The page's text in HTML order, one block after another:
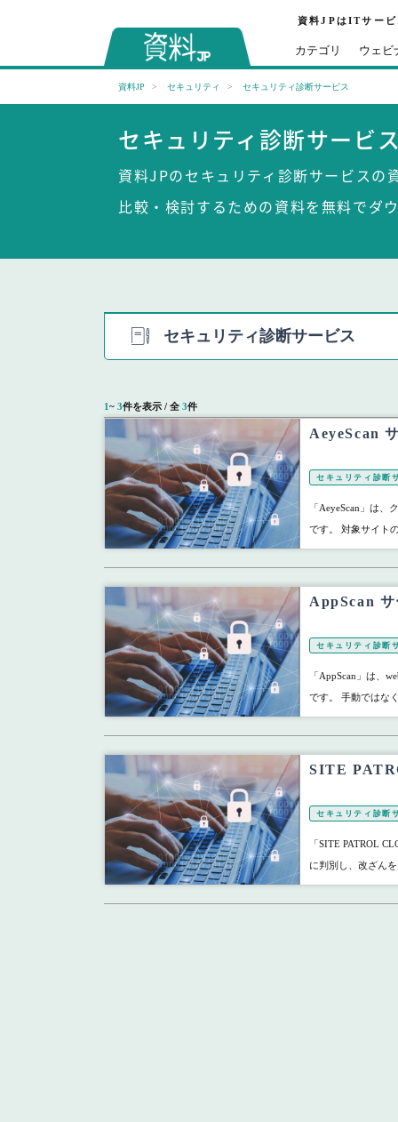
資料JPはITサービ
カテゴリ ウェビ
資料JP セキュリティ セキュリティ診断サービス
セキュリティ診断サービ
資料JPのセキュリティ診断サービスの
比較・検討するための資料を無料でダ
セキュリティ診断サービス
1~ 3件を表示 / 全 3件
AeyeScan
セキュリティ診断
「AeyeScan」は
です。 対象サイト
AppScan
セキュリティ診断
「AppScan」は、
です。 手動ではな
SITE
セキュリティ診断
「SITE PATROL
に判別し、改ざん